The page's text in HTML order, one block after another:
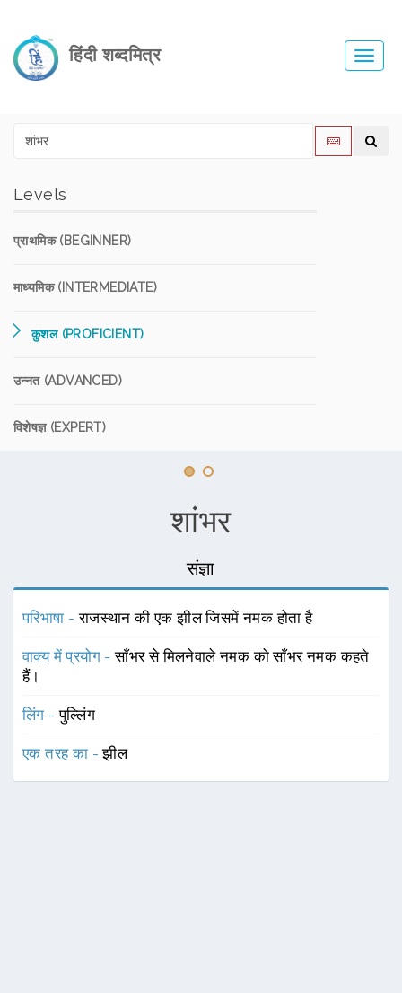
हिंदी शब्दमित्र
Levels
प्राथमिक (BEGINNER)
माध्यमिक (INTERMEDIATE)
कुशल (PROFICIENT)
उन्नत (ADVANCED)
विशेषज्ञ (EXPERT)
शांभर
संज्ञा
परिभाषा -राजस्थान की एक झील जिसमें नमक होता है
वाक्य में प्रयोग -साँभर से मिलनेवाले नमक को साँभर नमक कहते
हैं।
लिंग -पुल्लिंग
एक तरह का -झील